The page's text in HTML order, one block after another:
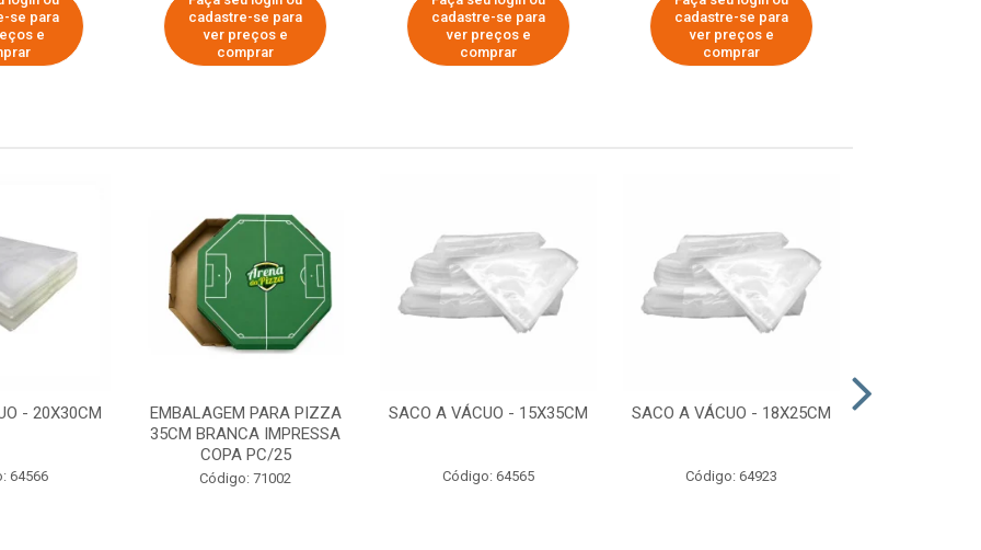
se para
e
cadastre-se para
ver preços e
comprar
cadastre-se para
ver preços e
comprar
cadastre-se para
ver preços e
comprar
- 20X30CM
64566
EMBALAGEM PARA PIZZA
35CM BRANCA IMPRESSA
COPA PC/25
Código: 71002
SACO A VÁCUO - 15X35CM
Código: 64565
SACO A VÁCUO - 18X25CM
Código: 64923